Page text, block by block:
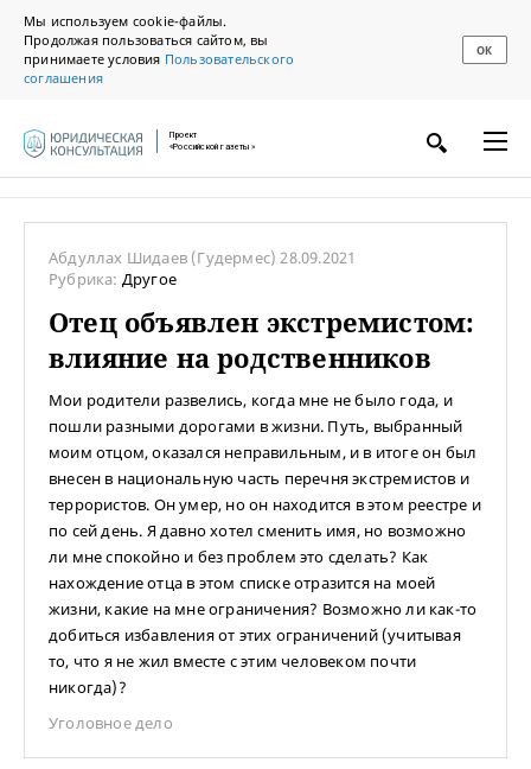
Мы используем cookie-файлы.
Продолжая пользоваться сайтом, вы
принимаете условия Пользовательского
соглашения
ОК
Проект
«Российской газеты»
Абдуллах Шидаев (Гудермес)28.09.2021
Рубрика: Другое
Отец объявлен экстремистом:
влияние на родственников
Мои родители развелись, когда мне не было года, и
пошли разными дорогами в жизни. Путь, выбранный
моим отцом, оказался неправильным, и в итоге он был
внесен в национальную часть перечня экстремистов и
террористов. Он умер, но он находится в этом реестре и
по сей день. Я давно хотел сменить имя, но возможно
ли мне спокойно и без проблем это сделать? Как
нахождение отца в этом списке отразится на моей
жизни, какие на мне ограничения? Возможно ли как-то
добиться избавления от этих ограничений (учитывая
то, что я не жил вместе с этим человеком почти
никогда)?
Уголовное дело